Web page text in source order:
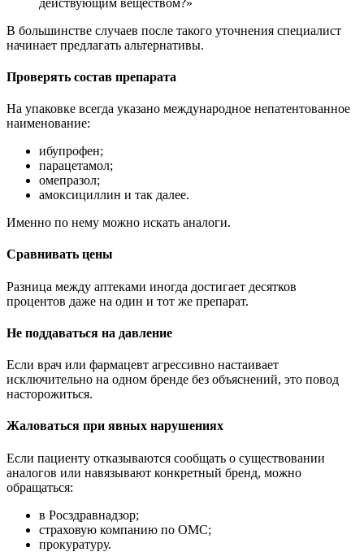
В большинстве случаев после такого уточнения специалист
начинает предлагать альтернативы.
Проверять состав препарата
На упаковке всегда указано международное непатентованное
наименование:
ибупрофен;
парацетамол;
омепразол;
амоксициллин и так далее.
Именно по нему можно искать аналоги.
Сравнивать цены
Разница между аптеками иногда достигает десятков
процентов даже на один и тот же препарат.
Не поддаваться на давление
Если врач или фармацевт агрессивно настаивает
исключительно на одном бренде без объяснений, это повод
насторожиться.
Жаловаться при явных нарушениях
Если пациенту отказываются сообщать о существовании
аналогов или навязывают конкретный бренд, можно
обращаться:
в Росздравнадзор;
страховую компанию по ОМС;
прокуратуру.